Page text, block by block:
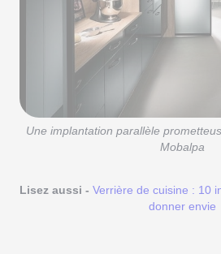
Une implantation parallèle
Mobalpa
Lisez aussi - Verrière de cuisine : 10
donner envie